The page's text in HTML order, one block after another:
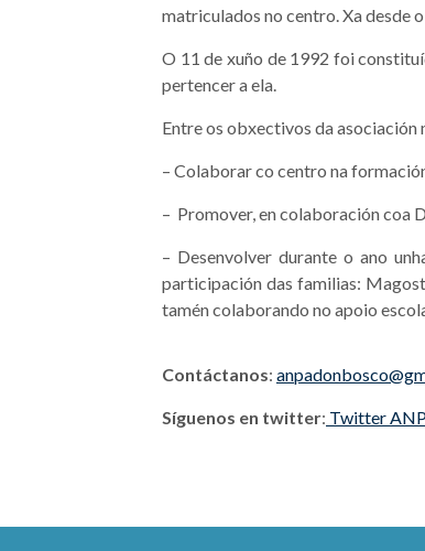
matriculados no centro. Xa desde
O 11 de xuño de 1992 foi
pertencer a ela.
Entre os obxectivos da asociación
– Colaborar co centro na
– Promover, en colaboración coa
– Desenvolver durante o ano
participación das familias:
tamén colaborando no apoio
Contáctanos:
Síguenos en twitter: Twitter